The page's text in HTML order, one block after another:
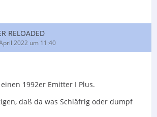
RELOADED
2022 um 11:40
1992er Emitter I Plus.
daß da was Schläfrig oder dumpf